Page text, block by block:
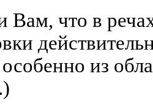
Вам, что в
из